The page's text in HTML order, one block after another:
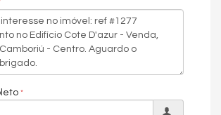
e decorado
– Edifício Cote D’Azur
Camboriú, o Edifício Cote D’Azur
completa de lazer, ideal para quem
vida e praticidade no dia a dia.